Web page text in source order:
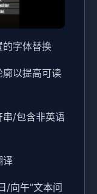
的字体替换
以提高可读
串/包含非英语
译
/向午”文本问